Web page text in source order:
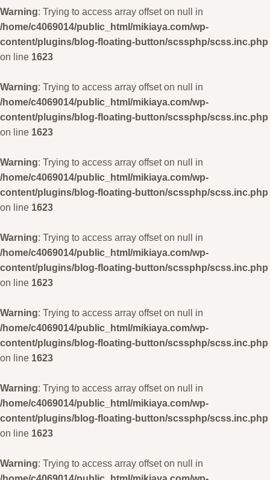
Warning: Trying to access array offset on null in
/home/c4069014/public_html/mikiaya.com/wp-
content/plugins/blog-floating-button/scssphp/scss.inc.php
on line 1623
Warning: Trying to access array offset on null in
/home/c4069014/public_html/mikiaya.com/wp-
content/plugins/blog-floating-button/scssphp/scss.inc.php
on line 1623
Warning: Trying to access array offset on null in
/home/c4069014/public_html/mikiaya.com/wp-
content/plugins/blog-floating-button/scssphp/scss.inc.php
on line 1623
Warning: Trying to access array offset on null in
/home/c4069014/public_html/mikiaya.com/wp-
content/plugins/blog-floating-button/scssphp/scss.inc.php
on line 1623
Warning: Trying to access array offset on null in
/home/c4069014/public_html/mikiaya.com/wp-
content/plugins/blog-floating-button/scssphp/scss.inc.php
on line 1623
Warning: Trying to access array offset on null in
/home/c4069014/public_html/mikiaya.com/wp-
content/plugins/blog-floating-button/scssphp/scss.inc.php
on line 1623
Warning: Trying to access array offset on null in